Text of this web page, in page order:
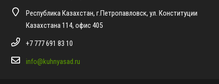
Республика Казахстан, г.Петропавловск, ул. Конституции
Казахстана 114, офис 405
+7 777 691 83 10
info@kuhnyasad.ru